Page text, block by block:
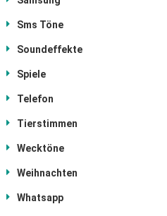
Sms Töne
Soundeffekte
Spiele
Telefon
Tierstimmen
Wecktöne
Weihnachten
Whatsapp